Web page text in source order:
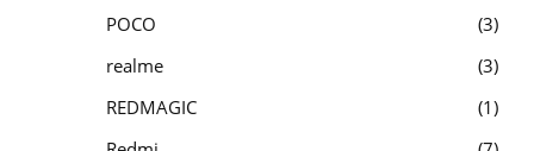
POCO
3
realme
3
REDMAGIC
1